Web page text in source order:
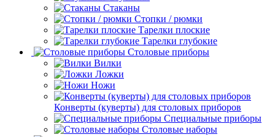
Стаканы
Стопки / рюмки
Тарелки плоские
Тарелки глубокие
Столовые приборы
Вилки
Ложки
Ножи
Конверты (куверты) для столовых приборов
Специальные приборы
Столовые наборы